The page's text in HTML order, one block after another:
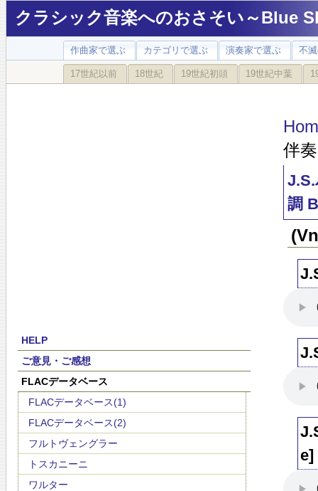
クラシック音楽へのおさそい～Blue
作曲家で選ぶ カテゴリで選ぶ 演奏家で選ぶ 不
17世紀以前 18世紀 19世紀初頭 19世紀中葉
HELP
ご意見・ご感想
FLACデータベース
FLACデータベース(1)
FLACデータベース(2)
フルトヴェングラー
トスカニーニ
ワルター
伴
調
e]